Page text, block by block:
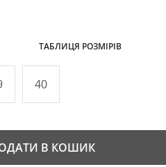
ТАБЛИЦЯ РОЗМІРІВ
40
В КОШИК